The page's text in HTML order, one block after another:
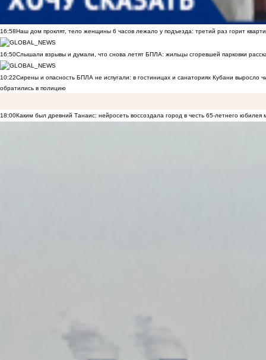
16:58Наш дом проклят, тело женщины 6 часов лежало у подъезда: третий раз горит
16:50Слышали взрывы и думали, что снова летят БПЛА: жильцы сгоревшей парковки
10:22Сирены и опасность БПЛА не испугали: в гостиницах и санаториях Кубани выросло
обратились в полицию
18:00Каким был древний Танаис: нейросеть воссоздала город в честь 65-летнего юбилея